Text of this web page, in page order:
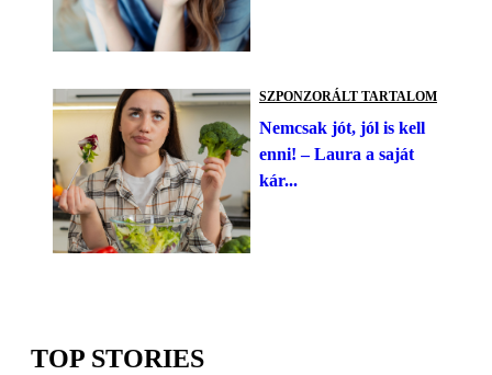
SZPONZORÁLT TARTALOM
Nemcsak jót, jól is kell
enni! – Laura a saját
kár...
TOP STORIES